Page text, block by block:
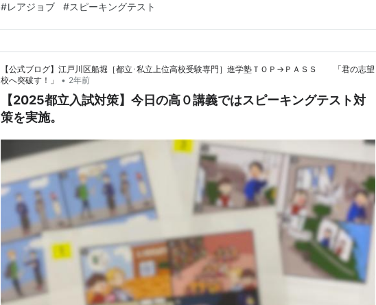
と、一貫性をコンスタントにB2にすることですね。 恐らく総合評価はこれ以上つかな
いとおもうので、ここのところを…
#レアジョブ #スピーキングテスト
【公式ブログ】江戸川区船堀［都立･私立上位高校受験専門］進学塾ＴＯＰ→ＰＡＳＳ 「君の志望
校へ突破す！」
• 2年前
【2025都立入試対策】今日の高０講義ではスピーキングテスト対
策を実施。